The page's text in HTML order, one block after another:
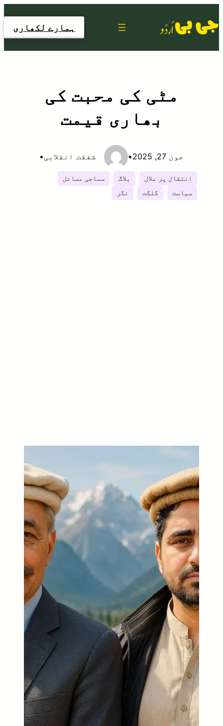
to
ہمارے لکھاری
مٹی کی محبت کی
بھاری قیمت
جون 27, 2025 • شفقت انقلابی•
انتقال پر ملال بلاگ
سماجی مسائل
سیاست
گلگت نگر